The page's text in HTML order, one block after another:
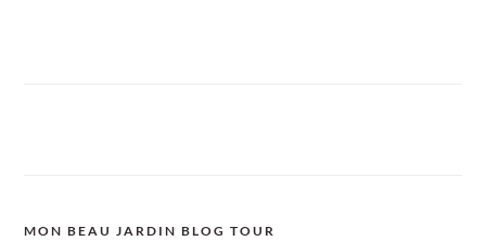
MON BEAU JARDIN BLOG TOUR